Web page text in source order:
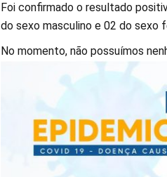
Foi confirmado o resultado
do sexo masculino e 02 do sexo
No momento, não possuímos